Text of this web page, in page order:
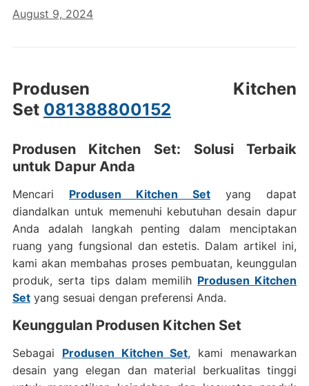
August 9, 2024
Produsen Kitchen
Set 081388800152
Produsen Kitchen Set: Solusi Terbaik
untuk Dapur Anda
Mencari Produsen Kitchen Set yang dapat
diandalkan untuk memenuhi kebutuhan desain dapur
Anda adalah langkah penting dalam menciptakan
ruang yang fungsional dan estetis. Dalam artikel ini,
kami akan membahas proses pembuatan, keunggulan
produk, serta tips dalam memilih Produsen Kitchen
Setyang sesuai dengan preferensi Anda.
Keunggulan Produsen Kitchen Set
Sebagai Produsen Kitchen Set, kami menawarkan
desain yang elegan dan material berkualitas tinggi